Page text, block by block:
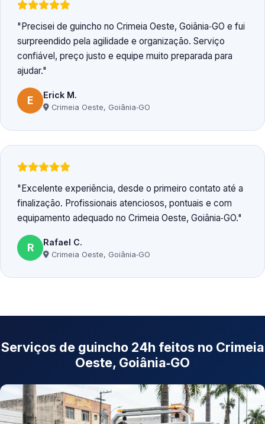
Precisei de guincho no Crimeia Oeste, Goiânia‑GO e fui
surpreendido pela agilidade e organização. Serviço
confiável, preço justo e equipe muito preparada para
ajudar.
E Erick M.
Crimeia Oeste, Goiânia‑GO
Excelente experiência, desde o primeiro contato até a
finalização. Profissionais atenciosos, pontuais e com
equipamento adequado no Crimeia Oeste, Goiânia‑GO.
R Rafael C.
Crimeia Oeste, Goiânia‑GO
Serviços de guincho 24h feitos no Crimeia
Oeste, Goiânia‑GO